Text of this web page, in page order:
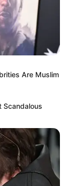
Are Muslim
Scandalous